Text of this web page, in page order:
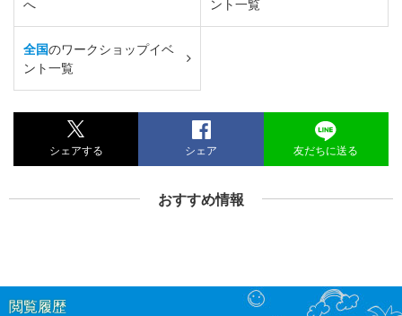
へ ント一覧
全国のワークショップイベ
ント一覧
シェアする シェア 友だちに送る
おすすめ情報
閲覧履歴